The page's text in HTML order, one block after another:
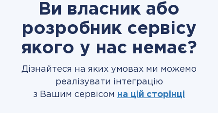
Ви власник або
розробник сервісу
якого у нас немає?
Дізнайтеся на яких умовах ми можемо
реалізувати інтеграцію
з Вашим сервісом на цій сторінці